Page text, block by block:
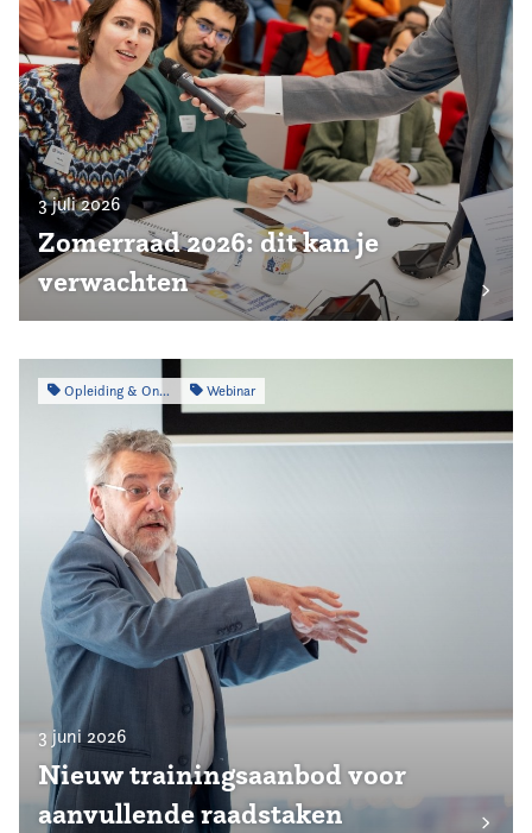
3 juli 2026
Zomerraad 2026: dit kan je
verwachten
Opleiding & Ontwikkeling Webinar
3 juni 2026
Nieuw trainingsaanbod voor
aanvullende raadstaken